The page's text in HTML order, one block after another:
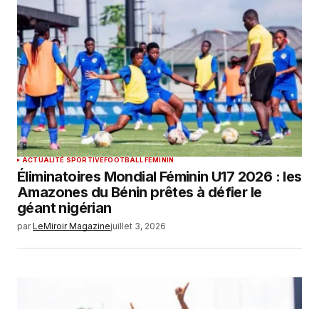
ACTUALITÉ SPORTIVEFOOTBALL FEMININ
Éliminatoires Mondial Féminin U17 2026 : les
Amazones du Bénin prêtes à défier le
géant nigérian
par LeMiroir Magazinejuillet 3, 2026